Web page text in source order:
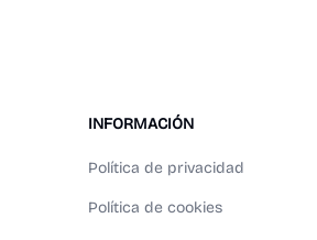
INFORMACIÓN
Política de privacidad
Política de cookies